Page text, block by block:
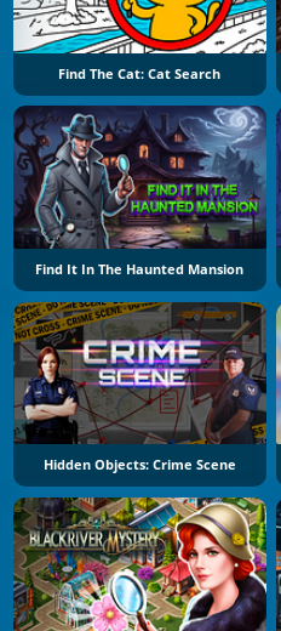
Find The Cat: Cat Search
Find It In The Haunted Mansion
Hidden Objects: Crime Scene